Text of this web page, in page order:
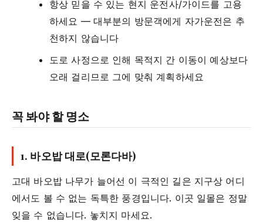
항상 믿을 수 있는 현지 운전사/가이드를 고용
하세요 — 대부분의 방문객에게 자가운전은 추
천하지 않습니다
도로 사정으로 인해 목적지 간 이동이 예상보다
오래 걸리므로 그에 맞춰 계획하세요
꼭 봐야 할 명소
1. 바오밥 대로(모론다바)
고대 바오밥 나무가 늘어선 이 극적인 길은 지구상 어디
에서도 볼 수 없는 독특한 풍경입니다. 이곳 일몰은 정말
잊을 수 없습니다. 놓치지 마세요.